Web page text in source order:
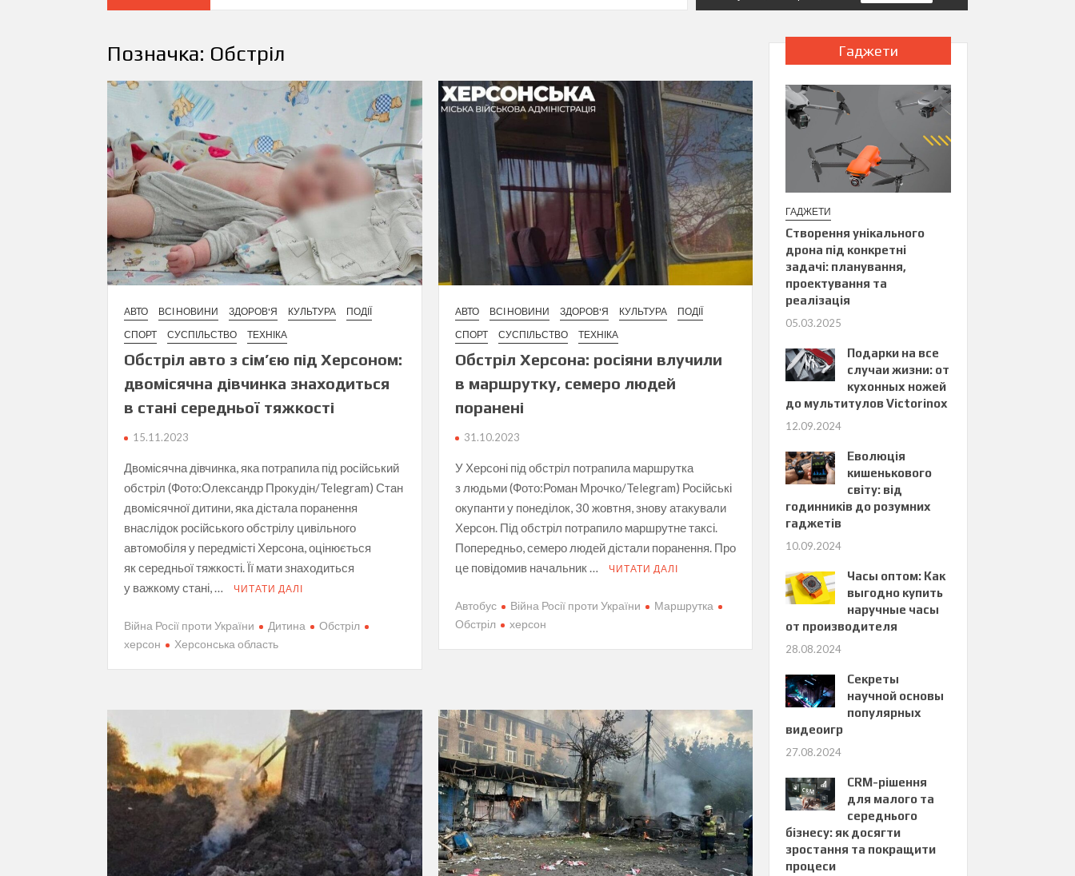
Позначка: Обстріл
АВТО ВСІ НОВИНИ ЗДОРОВ'Я КУЛЬТУРА
ПОДІЇ
СПОРТ
СУСПІЛЬСТВО ТЕХНІКА
Обстріл авто з сім’єю під Херсоном:
двомісячна дівчинка знаходиться
в стані середньої тяжкості
15.11.2023
Двомісячна дівчинка, яка потрапила під російський
обстріл (Фото:Олександр Прокудін/Telegram) Стан
двомісячної дитини, яка дістала поранення
внаслідок російського обстрілу цивільного
автомобіля у передмісті Херсона, оцінюється
як середньої тяжкості. Її мати знаходиться
у важкому стані, …
ЧИТАТИ ДАЛІ
Війна Росії проти України Дитина
Обстріл
херсон
Херсонська область
АВТО ВСІ НОВИНИ ЗДОРОВ'Я КУЛЬТУРА
ПОДІЇ
СПОРТ
СУСПІЛЬСТВО ТЕХНІКА
Обстріл Херсона: росіяни влучили
в маршрутку, семеро людей
поранені
31.10.2023
У Херсоні під обстріл потрапила маршрутка
з людьми (Фото:Роман Мрочко/Telegram) Російські
окупанти у понеділок, 30 жовтня, знову атакували
Херсон. Під обстріл потрапило маршрутне таксі.
Попередньо, семеро людей дістали поранення. Про
це повідомив начальник …
ЧИТАТИ ДАЛІ
Автобус Війна Росії проти України
Маршрутка
Обстріл
херсон
Гаджети
ГАДЖЕТИ
Створення унікального
дрона під конкретні
задачі: планування,
проектування та
реалізація
05.03.2025
Подарки на все
случаи жизни: от
кухонных ножей
до мультитулов Victorinox
12.09.2024
Еволюція
кишенькового
світу: від
годинників до розумних
гаджетів
10.09.2024
Часы оптом: Как
выгодно купить
наручные часы
от производителя
28.08.2024
Секреты
научной основы
популярных
видеоигр
27.08.2024
CRM-рішення
для малого та
середнього
бізнесу: як досягти
зростання та покращити
процеси